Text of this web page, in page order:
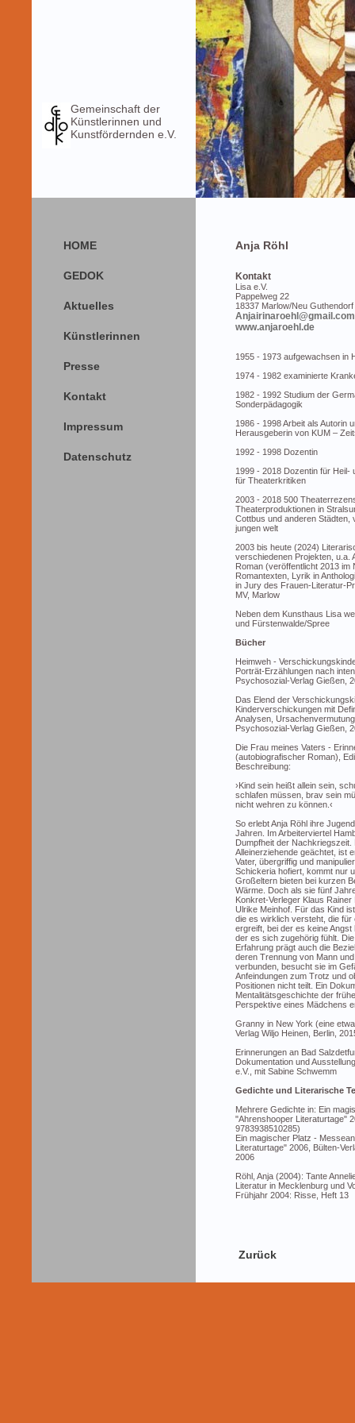
Gemeinschaft der
Künstlerinnen und
Kunstfördernden e.V.
HOME
GEDOK
Aktuelles
Künstlerinnen
Presse
Kontakt
Impressum
Datenschutz
Anja Röhl
Kontakt
Lisa e.V.
Pappelweg 22
18337 Marlow/Neu Guthendorf
Anjairinaroehl@gmail.com
www.anjaroehl.de
1955 - 1973 aufgewachsen in
1974 - 1982 examinierte
1982 - 1992 Studium der
Sonderpädagogik
1986 - 1998 Arbeit als Autorin
Herausgeberin von KUM –
1992 - 1998 Dozentin
1999 - 2018 Dozentin für Heil-
für Theaterkritiken
2003 - 2018 500
Theaterproduktionen in
Cottbus und anderen Städten,
jungen welt
2003 bis heute (2024)
verschiedenen Projekten, u.a.
Roman (veröffentlicht 2013 im
Romantexten, Lyrik in
in Jury des Frauen-Literatur-
MV, Marlow
Neben dem Kunsthaus Lisa
und Fürstenwalde/Spree
Bücher
Heimweh -
Porträt-Erzählungen nach
Psychosozial-Verlag Gießen,
Das Elend der
Kinderverschickungen mit
Analysen,
Psychosozial-Verlag Gießen,
Die Frau meines Vaters -
(autobiografischer Roman),
Beschreibung:
›Kind sein heißt allein sein,
schlafen müssen, brav sein
nicht wehren zu können.‹
So erlebt Anja Röhl ihre
Jahren. Im Arbeiterviertel
Dumpfheit der
Alleinerziehende geächtet, ist
Vater, übergriffig und
Schickeria hofiert, kommt nur
Großeltern bieten bei kurzen
Wärme. Doch als sie fünf
Konkret-Verleger Klaus
Ulrike Meinhof. Für das Kind
die es wirklich versteht, die für
ergreift, bei der es keine
der es sich zugehörig fühlt.
Erfahrung prägt auch die
deren Trennung von Mann
verbunden, besucht sie im
Anfeindungen zum Trotz und
Positionen nicht teilt. Ein
Mentalitätsgeschichte der
Perspektive eines Mädchens
Granny in New York (eine
Verlag Wiljo Heinen, Berlin,
Erinnerungen an Bad
Dokumentation und
e.V., mit Sabine Schwemm
Gedichte und Literarische
Mehrere Gedichte in: Ein
"Ahrenshooper Literaturtage"
9783938510285)
Ein magischer Platz -
Literaturtage" 2006, Bülten-
2006
Röhl, Anja (2004): Tante
Literatur in Mecklenburg und
Frühjahr 2004: Risse, Heft 13
Zurück